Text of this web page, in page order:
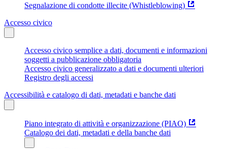
Segnalazione di condotte illecite (Whistleblowing)
Accesso civico
Accesso civico semplice a dati, documenti e informazioni
soggetti a pubblicazione obbligatoria
Accesso civico generalizzato a dati e documenti ulteriori
Registro degli accessi
Accessibilità e catalogo di dati, metadati e banche dati
Piano integrato di attività e organizzazione (PIAO)
Catalogo dei dati, metadati e della banche dati